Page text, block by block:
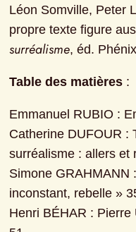
Léon Somville, Peter
propre texte figure
surréalisme, éd.
Table des matières :
Emmanuel RUBIO :
Catherine DUFOUR :
surréalisme : allers
Simone GRAHMANN
inconstant, rebelle »
Henri BÉHAR : Pierre